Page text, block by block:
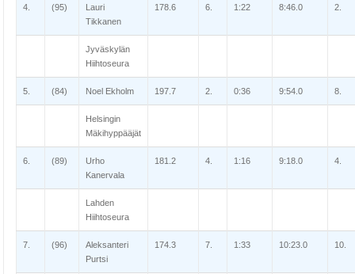
4. (95)
Lauri
Tikkanen
178.6 6. 1:22 8:46.0 2.
Jyväskylän
Hiihtoseura
5. (84) Noel Ekholm 197.7 2. 0:36 9:54.0 8.
Helsingin
Mäkihyppääjät
6. (89)
Urho
Kanervala
181.2 4. 1:16 9:18.0 4.
Lahden
Hiihtoseura
7. (96)
Aleksanteri
Purtsi
174.3 7. 1:33 10:23.0 10.